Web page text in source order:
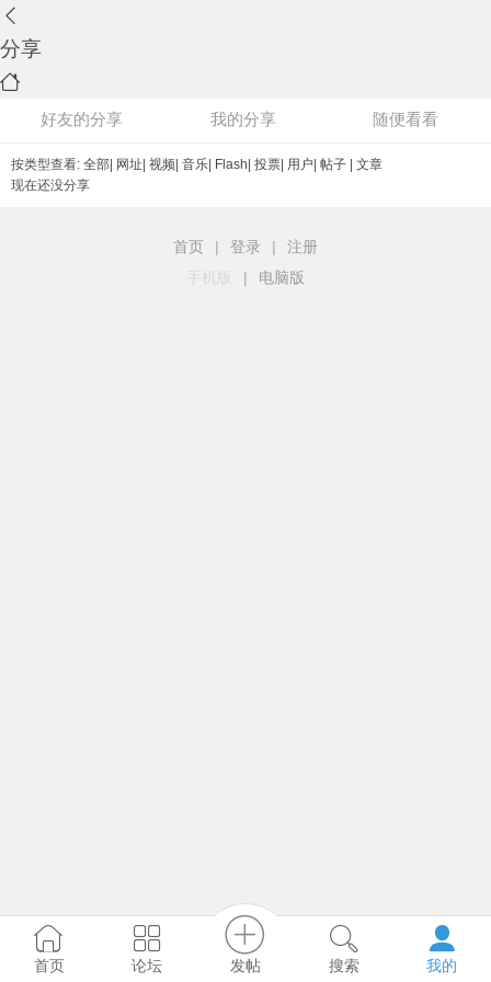
分享
好友的分享 我的分享 随便看看
按类型查看: 全部 网址 视频 音乐 Flash 投票 用户 帖子
文章
现在还没分享
首页 | 登录 |
注册
手机版
| 电脑版
首页 论坛 发帖 搜索 我的